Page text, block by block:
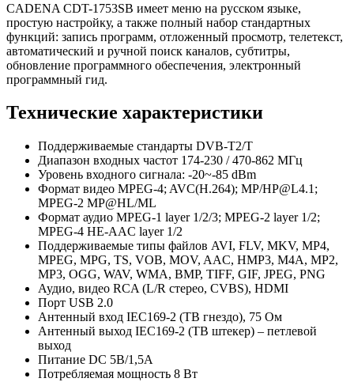
CADENA CDT-1753SB имеет меню на русском языке,
простую настройку, а также полный набор стандартных
функций: запись программ, отложенный просмотр, телетекст,
автоматический и ручной поиск каналов, субтитры,
обновление программного обеспечения, электронный
программный гид.
Технические характеристики
Поддерживаемые стандарты DVB-T2/T
Диапазон входных частот 174-230 / 470-862 МГц
Уровень входного сигнала: -20~-85 dBm
Формат видео MPEG-4; AVC(H.264); MP/HP@L4.1;
MPEG-2 MP@HL/ML
Формат аудио MPEG-1 layer 1/2/3; MPEG-2 layer 1/2;
MPEG-4 HE-AAC layer 1/2
Поддерживаемые типы файлов AVI, FLV, MKV, MP4,
MPEG, MPG, TS, VOB, MOV, AAC, HMP3, M4A, MP2,
MP3, OGG, WAV, WMA, BMP, TIFF, GIF, JPEG, PNG
Аудио, видео RCA (L/R стерео, CVBS), HDMI
Порт USB 2.0
Антенный вход IEC169-2 (ТВ гнездо), 75 Ом
Антенный выход IEC169-2 (ТВ штекер) – петлевой
выход
Питание DC 5В/1,5А
Потребляемая мощность 8 Вт